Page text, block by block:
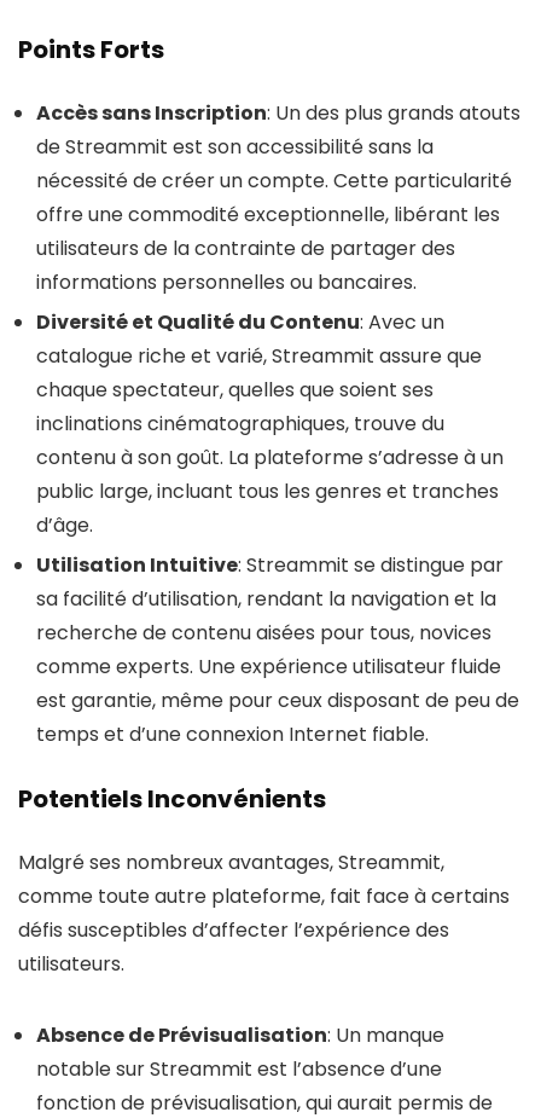
Points Forts
Accès sans Inscription: Un des plus grands atouts
de Streammit est son accessibilité sans la
nécessité de créer un compte. Cette particularité
offre une commodité exceptionnelle, libérant les
utilisateurs de la contrainte de partager des
informations personnelles ou bancaires.
Diversité et Qualité du Contenu: Avec un
catalogue riche et varié, Streammit assure que
chaque spectateur, quelles que soient ses
inclinations cinématographiques, trouve du
contenu à son goût. La plateforme s’adresse à un
public large, incluant tous les genres et tranches
d’âge.
Utilisation Intuitive: Streammit se distingue par
sa facilité d’utilisation, rendant la navigation et la
recherche de contenu aisées pour tous, novices
comme experts. Une expérience utilisateur fluide
est garantie, même pour ceux disposant de peu de
temps et d’une connexion Internet fiable.
Potentiels Inconvénients
Malgré ses nombreux avantages, Streammit,
comme toute autre plateforme, fait face à certains
défis susceptibles d’affecter l’expérience des
utilisateurs.
Absence de Prévisualisation: Un manque
notable sur Streammit est l’absence d’une
fonction de prévisualisation, qui aurait permis de